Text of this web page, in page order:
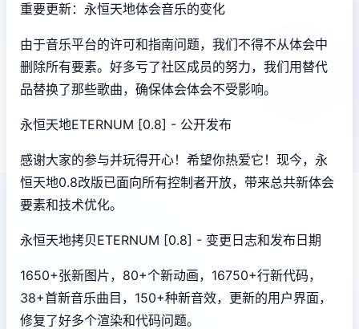
重要更新：永恒天地体会音乐的变化
由于音乐平台的许可和指南问题，我们不得不从体会中
删除所有要素。好多亏了社区成员的努力，我们用替代
品替换了那些歌曲，确保体会体会不受影响。
永恒天地ETERNUM [0.8] - 公开发布
感谢大家的参与并玩得开心！希望你热爱它！现今，永
恒天地0.8改版已面向所有控制者开放，带来总共新体会
要素和技术优化。
永恒天地拷贝ETERNUM [0.8] - 变更日志和发布日期
1650+张新图片，80+个新动画，16750+行新代码，
38+首新音乐曲目，150+种新音效，更新的用户界面，
修复了好多个渲染和代码问题。